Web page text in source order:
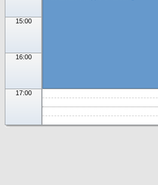
15:00
16:00
17:00